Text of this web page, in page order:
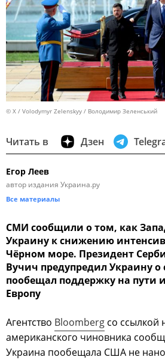
© X / Volodymyr Zelenskyy / Володимир Зеленський
Читать в Дзен
Егор Леев
автор издания Украина.ру
Все материалы
СМИ сообщили о том, как
Украину к снижению
Чёрном море. Президент
Вучич предупредил Украину
пообещал поддержку на пути
Европу
Агентство Bloomberg со ссылкой
американского чиновника
Украина пообещала США не